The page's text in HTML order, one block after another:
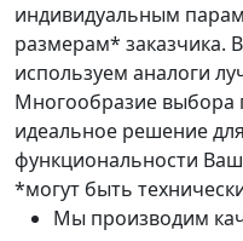
индивидуальным
размерам* заказчика.
используем аналоги
Многообразие выбора
идеальное решение
функциональности
*могут быть
Мы производим